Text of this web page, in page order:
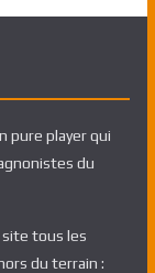
pure player qui
du
site tous les
du terrain :